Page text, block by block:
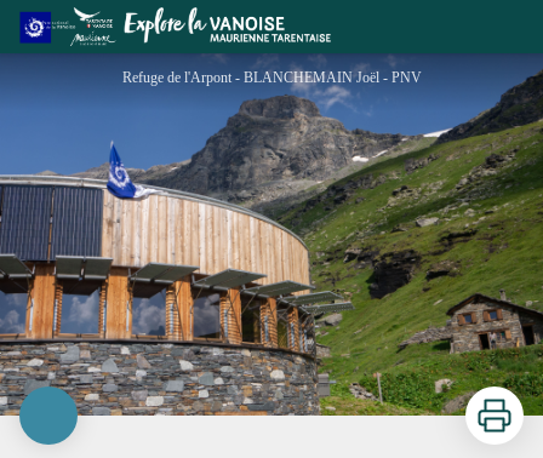
Refuge de l'Arpont (PNV)
Refuge de l'Arpont - BLANCHEMAIN Joël - PNV
Imprimer